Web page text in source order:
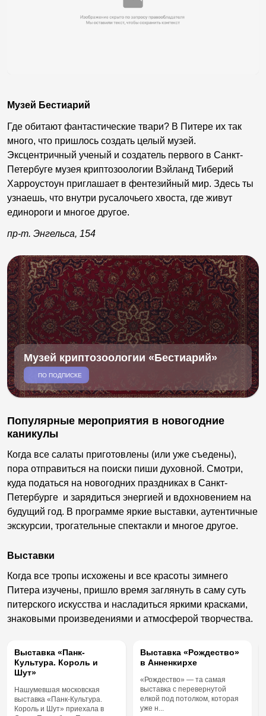
Музей Бестиарий
Где обитают фантастические твари? В Питере их так
много, что пришлось создать целый музей.
Эксцентричный ученый и создатель первого в Санкт-
Петербуге музея криптозоологии Вэйланд Тиберий
Харроустоун приглашает в фентезийный мир. Здесь ты
узнаешь, что внутри русалочьего хвоста, где живут
единороги и многое другое.
пр-т. Энгельса, 154
Музей криптозоологии «Бестиарий»
ПО ПОДПИСКЕ
Популярные мероприятия в новогодние
каникулы
Когда все салаты приготовлены (или уже съедены),
пора отправиться на поиски пиши духовной. Смотри,
куда податься на новогодних праздниках в Санкт-
Петербурге и зарядиться энергией и вдохновением на
будущий год. В программе яркие выставки, аутентичные
экскурсии, трогательные спектакли и многое другое.
Выставки
Когда все тропы исхожены и все красоты зимнего
Питера изучены, пришло время заглянуть в саму суть
питерского искусства и насладиться яркими красками,
знаковыми произведениями и атмосферой творчества.
Выставка «Панк-
Культура. Король и
Шут»
Нашумевшая московская
выставка «Панк-Культура.
Король и Шут» приехала в
Выставка «Рождество»
в Анненкирхе
«Рождество» — та самая
выставка с перевернутой
елкой под потолком, которая
уже н...